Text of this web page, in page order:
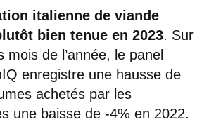
italienne de viande
bien tenue en 2023. Sur
mois de l’année, le panel
enregistre une hausse de
achetés par les
une baisse de -4% en 2022.